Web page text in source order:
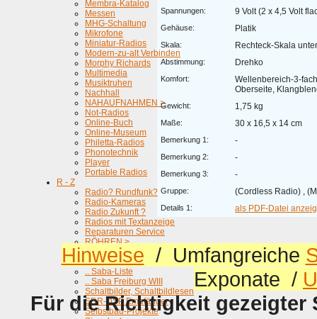
Membra-Katalog
Messen
MHG-Schaltung
Mikrofone
Miniatur-Radios
Modern-zu-alt Verbinden
Morphy Richards
Multimedia
Musiktruhen
Nachhall
NAHAUFNAHMEN >
Not-Radios
Online-Buch
Online-Museum
Philetta-Radios
Phonotechnik
Player
Portable Radios
R - Z
Radio? Rundfunk?
Radio-Kameras
Radio Zukunft ?
Radios mit Textanzeige
Reparaturen Service
RÖHREN >
Röhrenprüfgeräte
Saba
.. Saba-Liste
.. Saba Freiburg WIII
Schaltbilder, Schaltbildlesen
SDR-DSP Empfänger
Selbstbau-Projekte
Spannungen: 9 Volt (2 x 4,5 Volt
Gehäuse: Platik
Skala: Rechteck-Skala
Abstimmung: Drehko
Komfort:
Wellenbereich-3-
Oberseite,
Gewicht: 1,75 kg
Maße: 30 x 16,5 x 14 cm
Bemerkung 1: -
Bemerkung 2: -
Bemerkung 3: -
Gruppe: (Cordless Radio) ,
Details 1: als PDF-Datei
Hinweise / Umfangreiche
Exponate /
Für die Richtigkeit